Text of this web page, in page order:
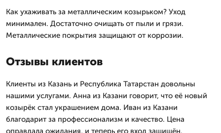
Как ухаживать за металлическим козырьком? Уход
минимален. Достаточно очищать от пыли и грязи.
Металлические покрытия защищают от коррозии.
Отзывы клиентов
Клиенты из Казань и Республика Татарстан довольны
нашими услугами. Анна из Казани говорит, что её новый
козырёк стал украшением дома. Иван из Казани
благодарит за профессионализм и качество. Цена
оправдала ожидания, и теперь его вход защищён.